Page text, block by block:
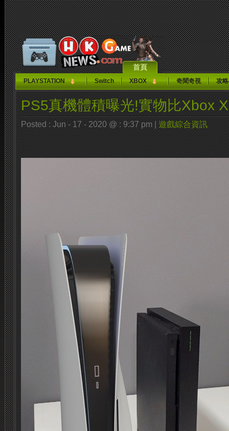
首頁
PLAYSTATION Switch XBOX 奇聞奇視 攻
PS5真機體積曝光!實物比Xbox
Posted : Jun - 17 - 2020 @ : 9:37 pm | 遊戲綜合資訊